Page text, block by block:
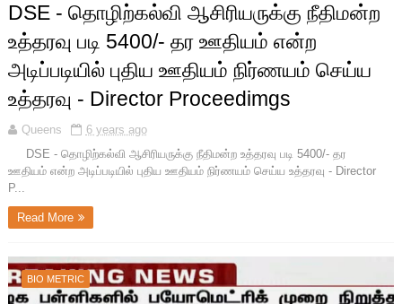
DSE - தொழிற்கல்வி ஆசிரியருக்கு நீதிமன்ற
உத்தரவு படி 5400/- தர ஊதியம் என்ற
அடிப்படியில் புதிய ஊதியம் நிர்ணயம் செய்ய
உத்தரவு - Director Proceedimgs
Queens
6 years ago
DSE - தொழிற்கல்வி ஆசிரியருக்கு நீதிமன்ற உத்தரவு படி 5400/- தர
ஊதியம் என்ற அடிப்படியில் புதிய ஊதியம் நிர்ணயம் செய்ய உத்தரவு - Director
P...
Read More
BIO METRIC